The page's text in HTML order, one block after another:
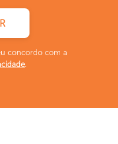
concordo com a
.